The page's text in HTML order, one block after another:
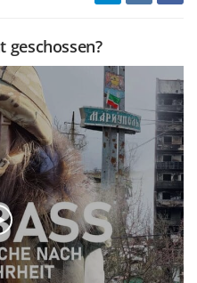
geschossen?